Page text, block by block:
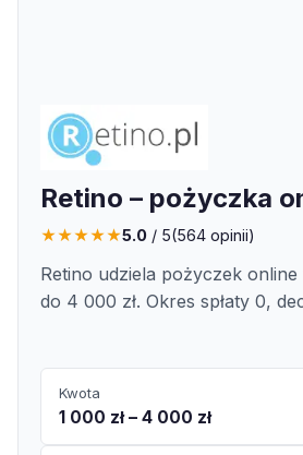
Retino – pożyczka
★★★★★5.0 / 5(564 opinii)
Retino udziela pożyczek
do 4 000 zł. Okres spłaty 0,
Kwota
1 000 zł – 4 000 zł